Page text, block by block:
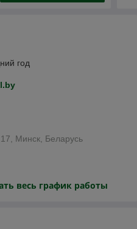
год
Минск, Беларусь
весь график работы